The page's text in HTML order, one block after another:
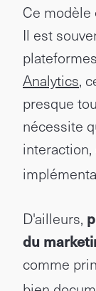
Ce
Il est
Analytics,
presque
nécessite
D'ailleurs,
du
comme